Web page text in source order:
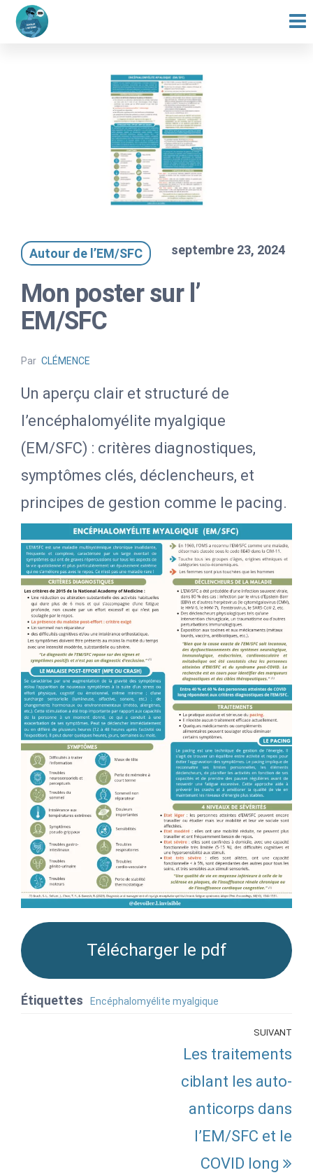
Passer
Autour de l’EM/SFC septembre 23, 2024
Mon poster sur l’
EM/SFC
Par CLÉMENCE
Un aperçu clair et structuré de
l’encéphalomyélite myalgique
(EM/SFC) : critères diagnostiques,
symptômes clés, déclencheurs, et
principes de gestion comme le pacing.
Télécharger le pdf
Étiquettes Encéphalomyélite myalgique
SUIVANT
Les traitements
ciblant les auto-
anticorps dans
l’EM/SFC et le
COVID long